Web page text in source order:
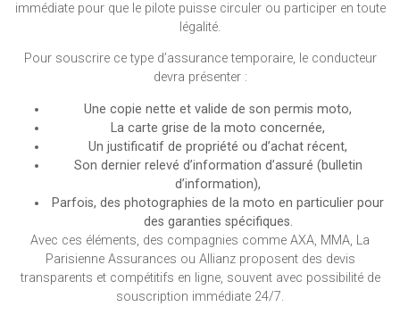
immédiate pour que le pilote puisse circuler ou participer en toute
légalité.
Pour souscrire ce type d’assurance temporaire, le conducteur
devra présenter :
Une copie nette et valide de son permis moto,
La carte grise de la moto concernée,
Un justificatif de propriété ou d’achat récent,
Son dernier relevé d’information d’assuré (bulletin
d’information),
Parfois, des photographies de la moto en particulier pour
des garanties spécifiques.
Avec ces éléments, des compagnies comme AXA, MMA, La
Parisienne Assurances ou Allianz proposent des devis
transparents et compétitifs en ligne, souvent avec possibilité de
souscription immédiate 24/7.